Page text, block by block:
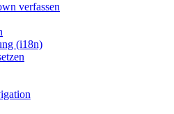
verfassen
(i18n)